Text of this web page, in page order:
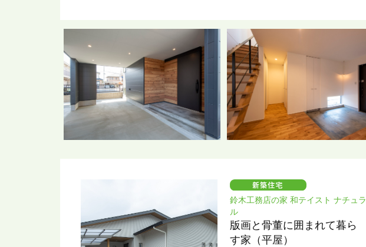
無機質な素材の中に所々にナチュラ
ルな素材を加えアクセントにしてい
ます。
鈴木工務店の家 和テイスト ナチュラ
ル
版画と骨董に囲まれて暮ら
す家（平屋）